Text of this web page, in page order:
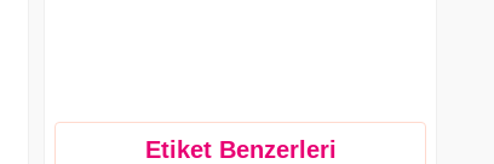
Etiket Benzerleri